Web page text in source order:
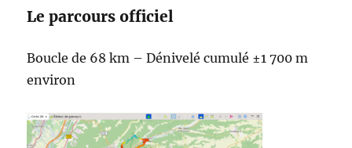
Le parcours officiel
Boucle de 68 km – Dénivelé cumulé ±1 700 m
environ